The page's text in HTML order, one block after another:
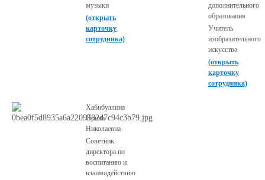
музыки
(открыть
карточку
сотрудника)
дополнительного
образования
Учитель
изобразительного
искусства
(открыть
карточку
сотрудника)
Хабибуллина
Ирина
Николаевна
Советник
директора по
воспитанию и
взаимодействию